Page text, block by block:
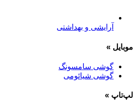
آرایشی و بهداشتی
موبایل »
گوشی سامسونگ
گوشی شیائومی
لپ‌تاپ »